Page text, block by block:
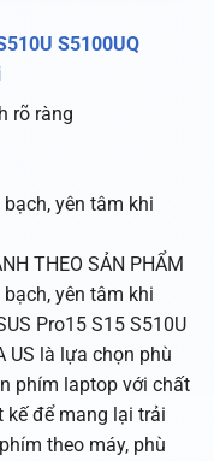
S5100UQ
rõ ràng
yên tâm khi
THEO SẢN PHẨM
yên tâm khi
Pro15 S15 S510U
US là lựa chọn phù
phím laptop với chất
kế để mang lại trải
theo máy, phù